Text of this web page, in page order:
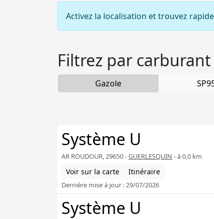
Activez la localisation et trouvez
Filtrez par carburant
Gazole
Système U
AR ROUDOUR, 29650 -GUERLESQUIN - à 0,0 km
Voir sur la carte Itinéraire
Dernière mise à jour : 29/07/2026
Système U